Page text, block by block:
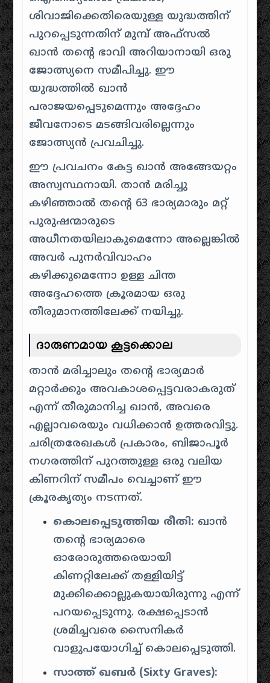
ശിവാജിക്കെതിരെയുള്ള യുദ്ധത്തിന്
പുറപ്പെടുന്നതിന് മുമ്പ് അഫ്സൽ
ഖാൻ തന്റെ ഭാവി അറിയാനായി ഒരു
ജോത്സ്യനെ സമീപിച്ചു. ഈ
യുദ്ധത്തിൽ ഖാൻ
പരാജയപ്പെടുമെന്നും അദ്ദേഹം
ജീവനോടെ മടങ്ങിവരില്ലെന്നും
ജോത്സ്യൻ പ്രവചിച്ചു.
ഈ പ്രവചനം കേട്ട ഖാൻ അങ്ങേയറ്റം
അസ്വസ്ഥനായി. താൻ മരിച്ചു
കഴിഞ്ഞാൽ തന്റെ 63 ഭാര്യമാരും മറ്റ്
പുരുഷന്മാരുടെ
അധീനതയിലാകുമെന്നോ അല്ലെങ്കിൽ
അവർ പുനർവിവാഹം
കഴിക്കുമെന്നോ ഉള്ള ചിന്ത
അദ്ദേഹത്തെ ക്രൂരമായ ഒരു
തീരുമാനത്തിലേക്ക് നയിച്ചു.
ദാരുണമായ കൂട്ടക്കൊല
താൻ മരിച്ചാലും തന്റെ ഭാര്യമാർ
മറ്റാർക്കും അവകാശപ്പെട്ടവരാകരുത്
എന്ന് തീരുമാനിച്ച ഖാൻ, അവരെ
എല്ലാവരെയും വധിക്കാൻ ഉത്തരവിട്ടു.
ചരിത്രരേഖകൾ പ്രകാരം, ബിജാപൂർ
നഗരത്തിന് പുറത്തുള്ള ഒരു വലിയ
കിണറിന് സമീപം വെച്ചാണ് ഈ
ക്രൂരകൃത്യം നടന്നത്.
കൊലപ്പെടുത്തിയ രീതി: ഖാൻ
തന്റെ ഭാര്യമാരെ
ഓരോരുത്തരെയായി
കിണറ്റിലേക്ക് തള്ളിയിട്ട്
മുക്കിക്കൊല്ലുകയായിരുന്നു എന്ന്
പറയപ്പെടുന്നു. രക്ഷപ്പെടാൻ
ശ്രമിച്ചവരെ സൈനികർ
വാളുപയോഗിച്ച് കൊലപ്പെടുത്തി.
സാത്ത് ഖബർ (Sixty Graves):